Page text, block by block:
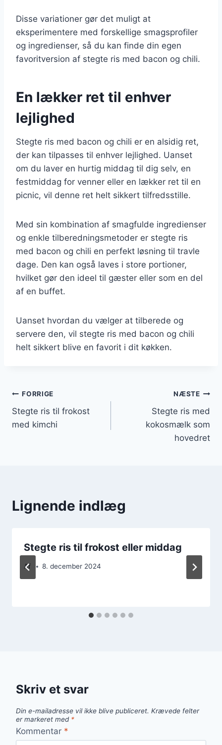
Disse variationer gør det muligt at
eksperimentere med forskellige smagsprofiler
og ingredienser, så du kan finde din egen
favoritversion af stegte ris med bacon og chili.
En lækker ret til enhver
lejlighed
Stegte ris med bacon og chili er en alsidig ret,
der kan tilpasses til enhver lejlighed. Uanset
om du laver en hurtig middag til dig selv, en
festmiddag for venner eller en lækker ret til en
picnic, vil denne ret helt sikkert tilfredsstille.
Med sin kombination af smagfulde ingredienser
og enkle tilberedningsmetoder er stegte ris
med bacon og chili en perfekt løsning til travle
dage. Den kan også laves i store portioner,
hvilket gør den ideel til gæster eller som en del
af en buffet.
Uanset hvordan du vælger at tilberede og
servere den, vil stegte ris med bacon og chili
helt sikkert blive en favorit i dit køkken.
Indlægsnavigation
FORRIGE
Stegte ris til frokost
med kimchi
NÆSTE
Stegte ris med
kokosmælk som
hovedret
Lignende indlæg
Stegte ris til frokost eller middag
Af 8. december 2024
Skriv et svar
Din e-mailadresse vil ikke blive publiceret. Krævede felter
er markeret med *
Kommentar *